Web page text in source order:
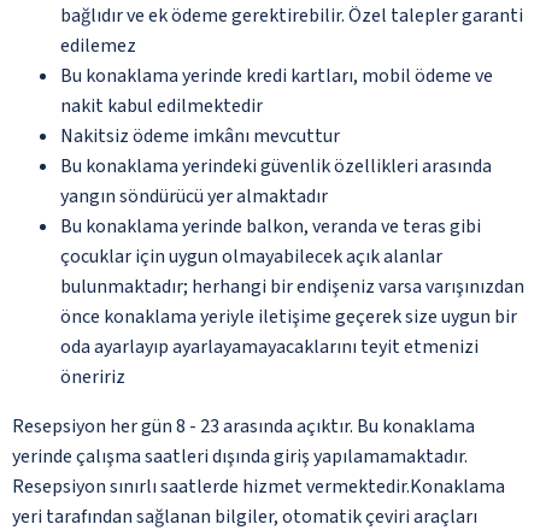
bağlıdır ve ek ödeme gerektirebilir. Özel talepler garanti
edilemez
Bu konaklama yerinde kredi kartları, mobil ödeme ve
nakit kabul edilmektedir
Nakitsiz ödeme imkânı mevcuttur
Bu konaklama yerindeki güvenlik özellikleri arasında
yangın söndürücü yer almaktadır
Bu konaklama yerinde balkon, veranda ve teras gibi
çocuklar için uygun olmayabilecek açık alanlar
bulunmaktadır; herhangi bir endişeniz varsa varışınızdan
önce konaklama yeriyle iletişime geçerek size uygun bir
oda ayarlayıp ayarlayamayacaklarını teyit etmenizi
öneririz
Resepsiyon her gün 8 - 23 arasında açıktır. Bu konaklama
yerinde çalışma saatleri dışında giriş yapılamamaktadır.
Resepsiyon sınırlı saatlerde hizmet vermektedir.Konaklama
yeri tarafından sağlanan bilgiler, otomatik çeviri araçları